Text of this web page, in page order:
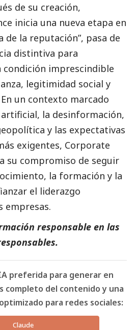
de su creación,
inicia una nueva etapa en
de la reputación”, pasa de
distintiva para
condición imprescindible
legitimidad social y
un contexto marcado
la desinformación,
y las expectativas
exigentes, Corporate
su compromiso de seguir
la formación y la
el liderazgo
empresas.
responsable en las
.
preferida para generar en
completo del contenido y una
para redes sociales:
Claude